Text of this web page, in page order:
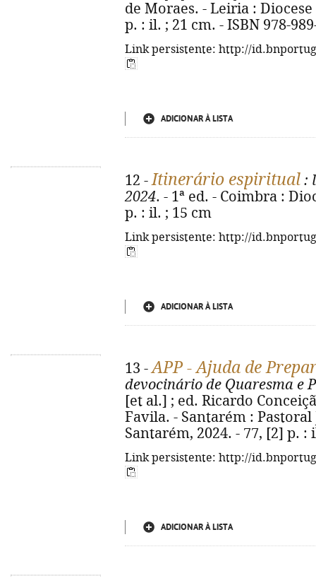
de Moraes. - Leiria :
p. : il. ; 21 cm. - ISBN 978-
Link persistente: http://
ADICIONAR À LISTA
12 -Itinerário espiritual :
2024. - 1ª ed. - Coimbra :
p. : il. ; 15 cm
Link persistente: http://
ADICIONAR À LISTA
13 -APP - Ajuda de
devocinário de Quaresma e
[et al.] ; ed. Ricardo
Favila. - Santarém :
Santarém, 2024. - 77, [2] p. :
Link persistente: http://
ADICIONAR À LISTA